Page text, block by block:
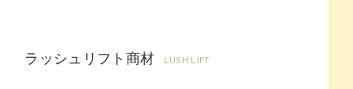
ラッシュリフト商材 LUSH LIFT